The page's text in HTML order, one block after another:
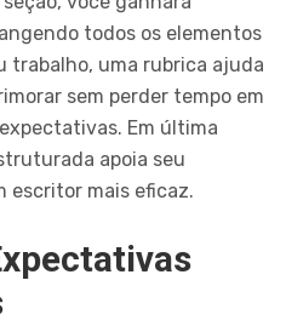
todos os elementos
trabalho, uma rubrica ajuda
sem perder tempo em
Em última
apoia seu
escritor mais eficaz.